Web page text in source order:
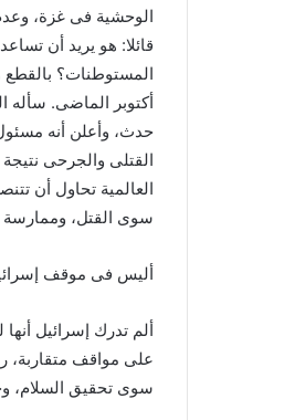
الوحشية فى غزة،
قائلا: هو يريد أن
أكتوبر الماضى. سأله
حدث، وأعلن أنه
القتلى والجرحى
العالمية تحاول أن
سوى القتل، وممارسة
أليس فى موقف
ألم تدرك إسرائيل
على مواقف متقاربة،
سوى تحقيق السلام،